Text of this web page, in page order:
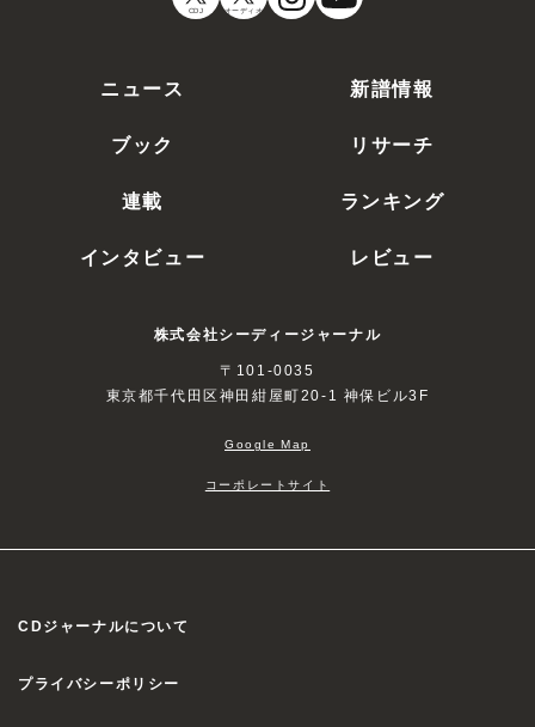
CDJ オーディオ
ニュース
新譜情報
ブック
リサーチ
連載
ランキング
インタビュー
レビュー
株式会社シーディージャーナル
〒101-0035
東京都千代田区神田紺屋町20-1 神保ビル3F
Google Map
コーポレートサイト
CDジャーナルについて
プライバシーポリシー